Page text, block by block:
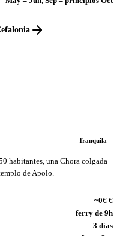
Tranquila
habitantes, una Chora colgada
de Apolo.
~0€ €
ferry de 9h
3 días